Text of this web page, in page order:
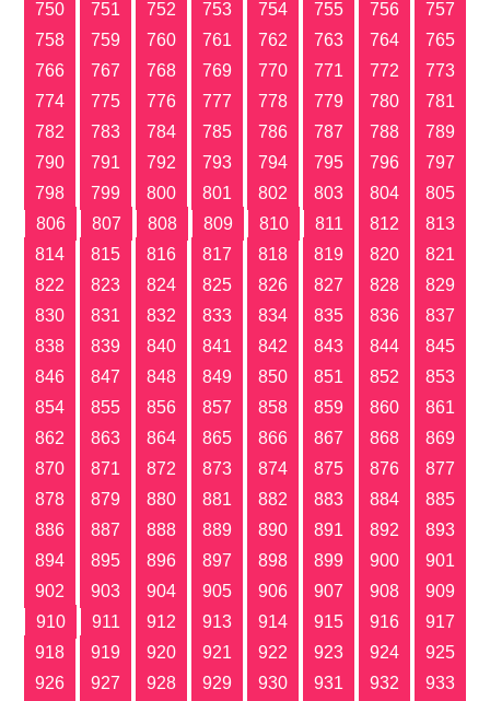
750
751 752 753 754 755 756
757
758
759 760 761 762 763 764
765
766
767 768 769 770 771 772
773
774
775 776 777 778 779 780
781
782
783 784 785 786 787 788
789
790
791 792 793 794 795 796
797
798
799 800 801 802 803 804
805
806
807 808 809 810 811 812
813
814
815 816 817 818 819 820
821
822
823 824 825 826 827 828
829
830
831 832 833 834 835 836
837
838
839 840 841 842 843 844
845
846
847 848 849 850 851 852
853
854
855 856 857 858 859 860
861
862
863 864 865 866 867 868
869
870
871 872 873 874 875 876
877
878
879 880 881 882 883 884
885
886
887 888 889 890 891 892
893
894
895 896 897 898 899 900
901
902
903 904 905 906 907 908
909
910
911 912 913 914 915 916
917
918
919 920 921 922 923 924
925
926
927 928 929 930 931 932
933